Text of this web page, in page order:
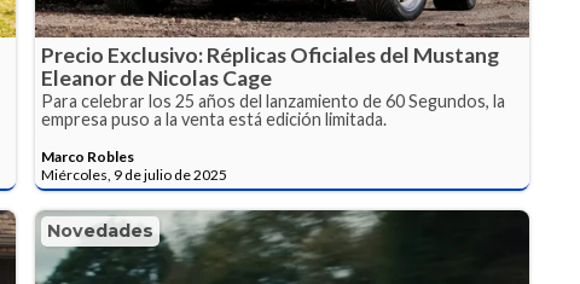
Precio Exclusivo: Réplicas Oficiales del Mustang
Eleanor de Nicolas Cage
Para celebrar los 25 años del lanzamiento de 60 Segundos, la
empresa puso a la venta está edición limitada.
Marco Robles
Miércoles, 9 de julio de 2025
Novedades